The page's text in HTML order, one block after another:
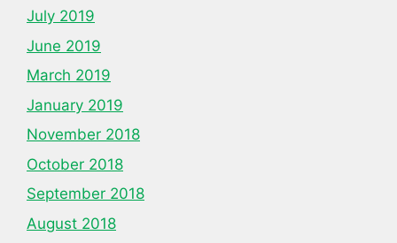
July 2019
June 2019
March 2019
January 2019
November 2018
October 2018
September 2018
August 2018